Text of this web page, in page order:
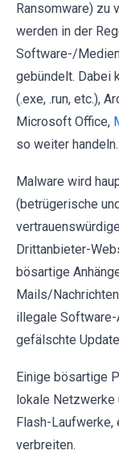
Ransomware) zu
werden in der
Software-/
gebündelt. Dabei
(.exe, .run, etc.),
Microsoft Office,
so weiter handeln.
Malware wird
(betrügerische
Drittanbieter-
bösartige
Mails/
illegale Software-
gefälschte
Einige bösartige
lokale Netzwerke
Flash-
verbreiten.